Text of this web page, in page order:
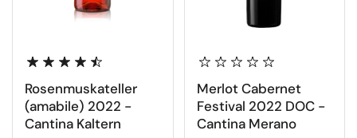
Rosenmuskateller
(amabile) 2022 -
Cantina Kaltern
Merlot Cabernet
Festival 2022 DOC -
Cantina Merano